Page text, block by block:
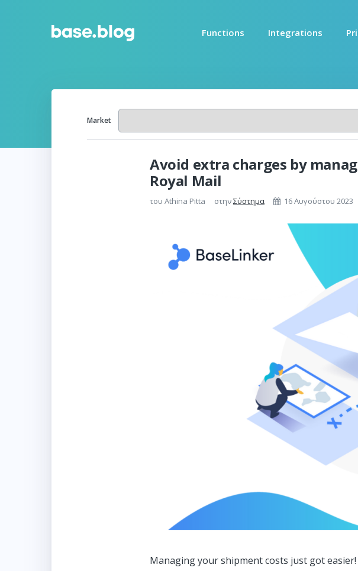
Functions Integrations
Market
Avoid extra charges by
Royal Mail
του Athina Pitta στηνΣύστημα 16 Αυγούστου 2023
Managing your shipment costs just got